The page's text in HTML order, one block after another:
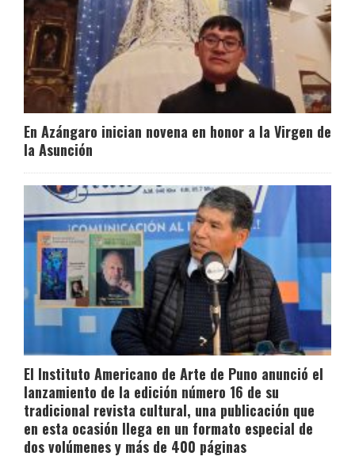
En Azángaro inician novena en honor a la Virgen de
la Asunción
El Instituto Americano de Arte de Puno anunció el
lanzamiento de la edición número 16 de su
tradicional revista cultural, una publicación que
en esta ocasión llega en un formato especial de
dos volúmenes y más de 400 páginas